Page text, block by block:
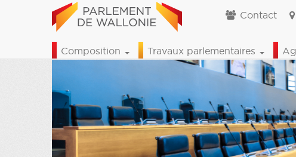
Contact
Composition Travaux parlementaires